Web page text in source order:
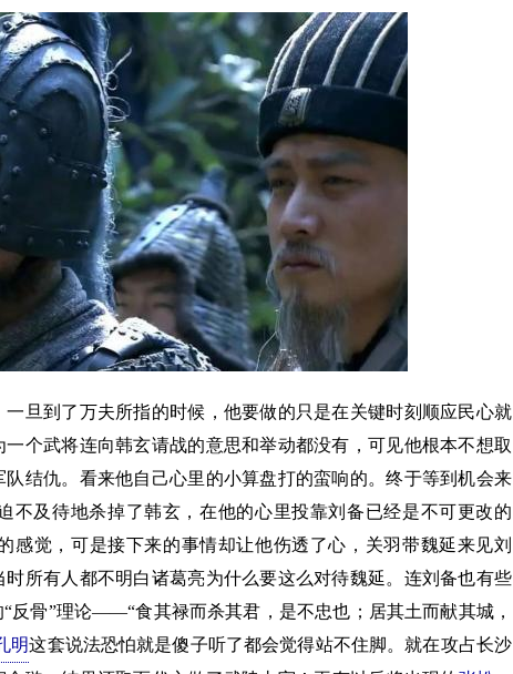
到了万夫所指的时候，他要做的只是在关键时刻顺应民心就
个武将连向韩玄请战的意思和举动都没有，可见他根本不想取
结仇。看来他自己心里的小算盘打的蛮响的。终于等到机会来
及待地杀掉了韩玄，在他的心里投靠刘备已经是不可更改的
感觉，可是接下来的事情却让他伤透了心，关羽带魏延来见刘
所有人都不明白诸葛亮为什么要这么对待魏延。连刘备也有些
反骨”理论——“食其禄而杀其君，是不忠也；居其土而献其城，
明这套说法恐怕就是傻子听了都会觉得站不住脚。就在攻占长沙